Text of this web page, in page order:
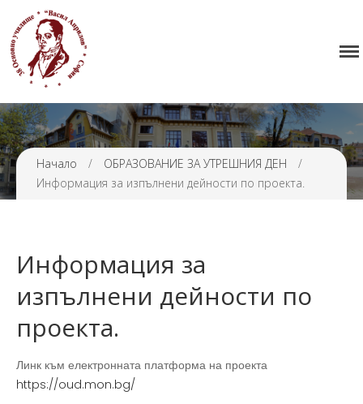
Нормативна уредба
Прием
Проекти и дейности
Седмично разписание
Начало / ОБРАЗОВАНИЕ ЗА УТРЕШНИЯ ДЕН
/
Информация за изпълнени дейности по проекта.
Информация за
изпълнени дейности по
проекта.
Линк към електронната платформа на проекта
https://oud.mon.bg/